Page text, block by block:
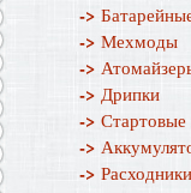
->
-> Мехмоды
->
-> Дрипки
->
->
->